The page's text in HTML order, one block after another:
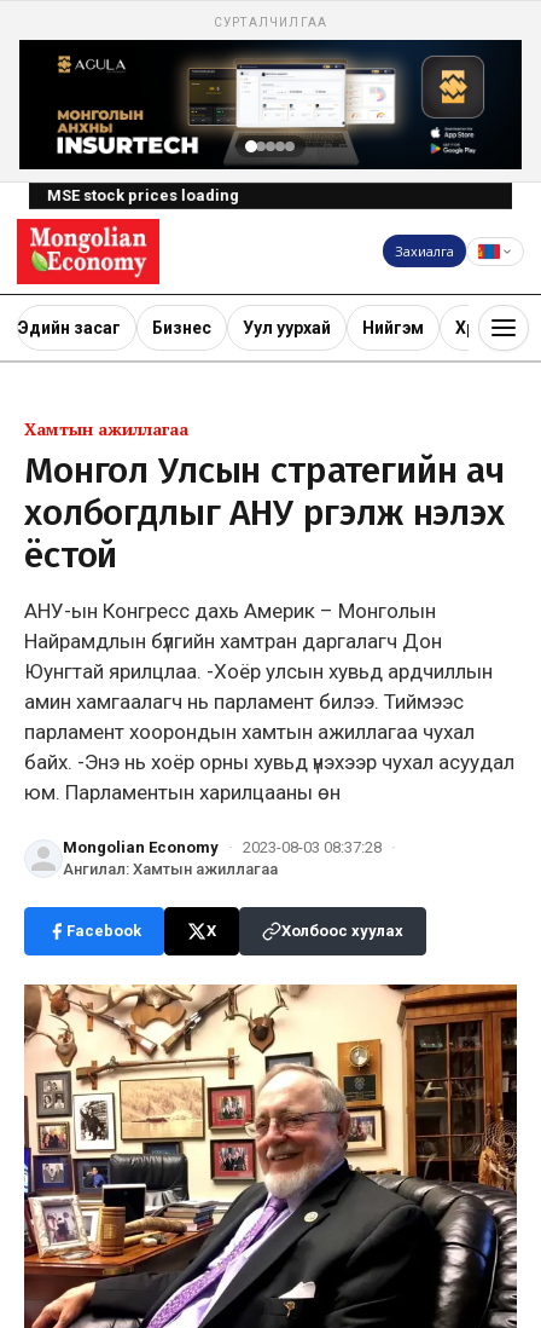
СУРТАЛЧИЛГАА
MSE stock prices loading
Захиалга
Эдийн засаг Бизнес Уул уурхай Нийгэм Хөрөнгө
Хамтын ажиллагаа
Монгол Улсын стратегийн ач
холбогдлыг АНУ үргэлж үнэлэх
ёстой
АНУ-ын Конгресс дахь Америк – Монголын
Найрамдлын бүлгийн хамтран даргалагч Дон
Юунгтай ярилцлаа. -Хоёр улсын хувьд ардчиллын
амин хамгаалагч нь парламент билээ. Тиймээс
парламент хоорондын хамтын ажиллагаа чухал
байх. -Энэ нь хоёр орны хувьд үнэхээр чухал асуудал
юм. Парламентын харилцааны өн
Mongolian Economy · 2023-08-03 08:37:28 ·
Ангилал: Хамтын ажиллагаа
Facebook X Холбоос хуулах